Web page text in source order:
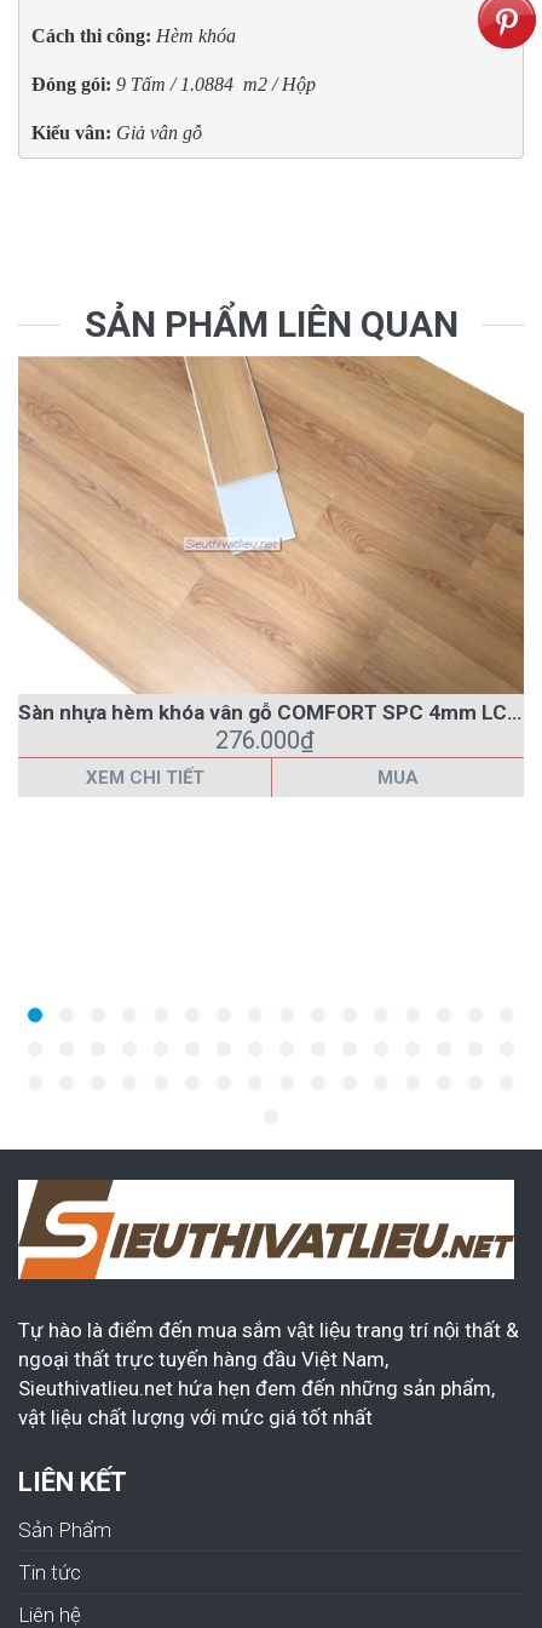
Cách thi công: Hèm khóa
Đóng gói: 9 Tấm / 1.0884  m2 / Hộp
Kiểu vân: Giả vân gỗ
SẢN PHẨM LIÊN QUAN
Sàn nhựa hèm khóa vân gỗ COMFORT SPC 4mm LC412
276.000₫
XEM CHI TIẾT MUA
Tự hào là điểm đến mua sắm vật liệu trang trí nội thất &
ngoại thất trực tuyến hàng đầu Việt Nam,
Sieuthivatlieu.net hứa hẹn đem đến những sản phẩm,
vật liệu chất lượng với mức giá tốt nhất
LIÊN KẾT
Sản Phẩm
Tin tức
Liên hệ